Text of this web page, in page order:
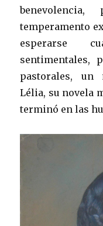
temperamento
esperarse
sentimentales,
pastorales, un
Lélia, su novela
terminó en las